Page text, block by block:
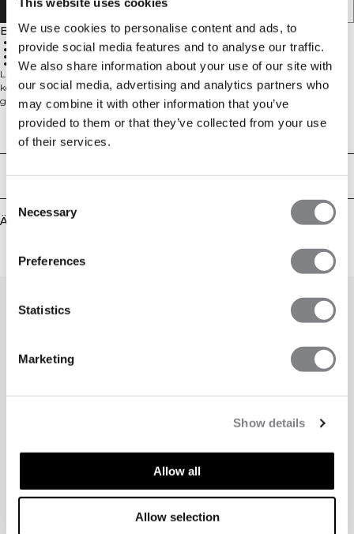
We use cookies to personalise content and ads, to
provide social media features and to analyse our traffic.
We also share information about your use of our site with
our social media, advertising and analytics partners who
may combine it with other information that you’ve
provided to them or that they’ve collected from your use
of their services.
Consent
Selection
Necessary
Preferences
Statistics
Marketing
Show details
Allow all
Allow selection
IN DEN WARENKORB LEGEN
Beschreibung
Oversized Passform
Frottee
Normale Länge
Bedruckte Details
Lässiges Frottee-T-Shirt für den Alltag. Das Everyday Oversized Terry T-Shirt
kombiniert eine großzügige Silhouette mit weichem Loopback-Frottee für
ganztägigen Komfort. Die ungebürstete Innenseite hält es leicht und
atmungsaktiv, während die Standardlänge das Styling mit allem von
Jogginghosen bis Jeans erleichtert. Abgerundet mit dezenten Druckdetails für
einen cleanen, sportlichen Look. 54% Baumwolle, 46% Polyester.
Technical Aspects
Lieferung & Rückgabe
Ähnliche Produkte